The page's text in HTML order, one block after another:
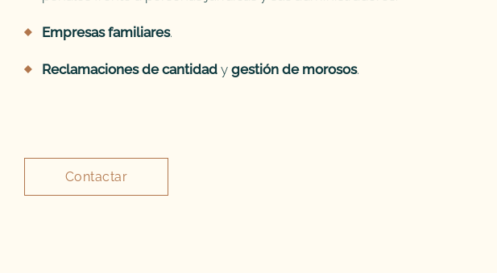
Empresas familiares.
Reclamaciones de cantidady gestión de morosos.
Contactar